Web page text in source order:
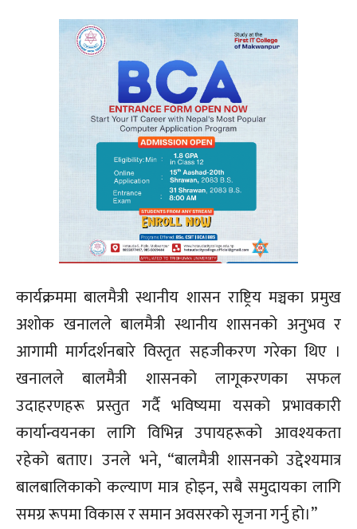
कार्यक्रममा बालमैत्री स्थानीय शासन राष्ट्रिय मञ्चका प्रमुख
अशोक खनालले बालमैत्री स्थानीय शासनको अनुभव र
आगामी मार्गदर्शनबारे विस्तृत सहजीकरण गरेका थिए ।
खनालले बालमैत्री शासनको लागूकरणका सफल
उदाहरणहरू प्रस्तुत गर्दै भविष्यमा यसको प्रभावकारी
कार्यान्वयनका लागि विभिन्न उपायहरूको आवश्यकता
रहेको बताए। उनले भने, “बालमैत्री शासनको उद्देश्यमात्र
बालबालिकाको कल्याण मात्र होइन, सबै समुदायका लागि
समग्र रूपमा विकास र समान अवसरको सृजना गर्नु हो।”